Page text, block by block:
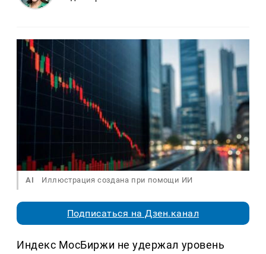
AI Иллюстрация создана при помощи ИИ
Подписаться на Дзен.канал
Индекс МосБиржи не удержал уровень